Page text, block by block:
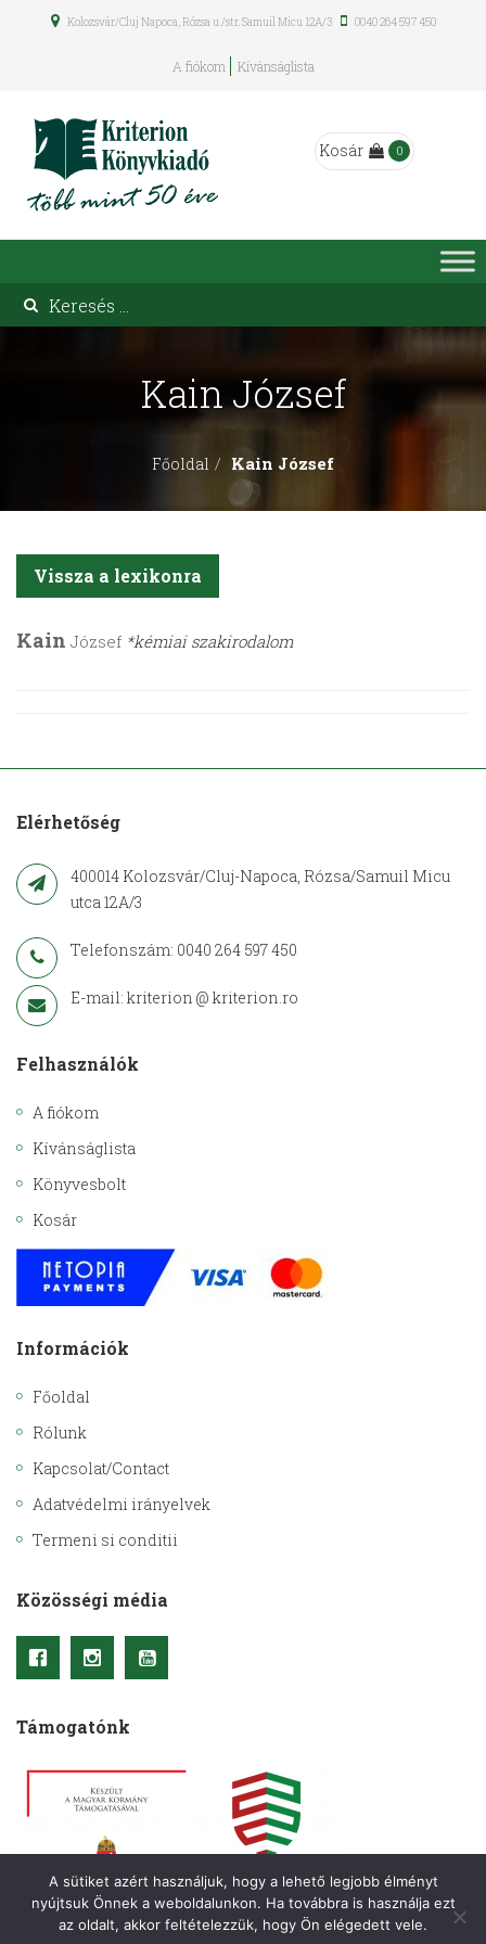
Kolozsvár/Cluj Napoca, Rózsa u./str. Samuil Micu 12A/3 0040 264 597 450
A fiókom Kívánságlista
Kosár 0
Kain József
Főoldal Kain József
Vissza a lexikonra
Kain József *kémiai szakirodalom
Elérhetőség
400014 Kolozsvár/Cluj-Napoca, Rózsa/Samuil Micu
utca 12A/3
Telefonszám: 0040 264 597 450
E-mail: kriterion @ kriterion.ro
Felhasználók
A fiókom
Kívánságlista
Könyvesbolt
Kosár
Információk
Főoldal
Rólunk
Kapcsolat/Contact
Adatvédelmi irányelvek
Termeni si conditii
Közösségi média
Támogatónk
A sütiket azért használjuk, hogy a lehető legjobb élményt
nyújtsuk Önnek a weboldalunkon. Ha továbbra is használja ezt
az oldalt, akkor feltételezzük, hogy Ön elégedett vele.